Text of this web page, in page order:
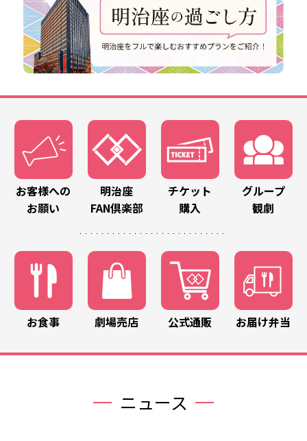
お客様への
お願い
明治座
FAN倶楽部
チケット
購入
グループ
観劇
お食事 劇場売店 公式通販 お届け弁当
ニュース